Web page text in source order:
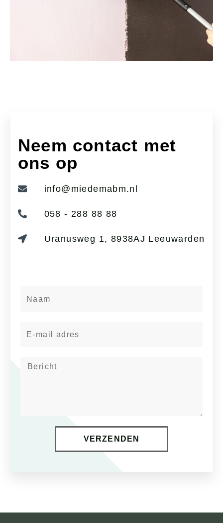
Neem contact met
ons op
info@miedemabm.nl
058 - 288 88 88
Uranusweg 1, 8938AJ Leeuwarden
Bericht
VERZENDEN